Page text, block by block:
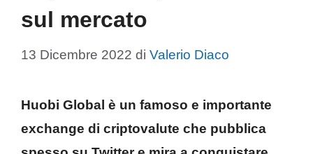
sul mercato
13 Dicembre 2022 di Valerio Diaco
Huobi Global è un famoso e importante
exchange di criptovalute che pubblica